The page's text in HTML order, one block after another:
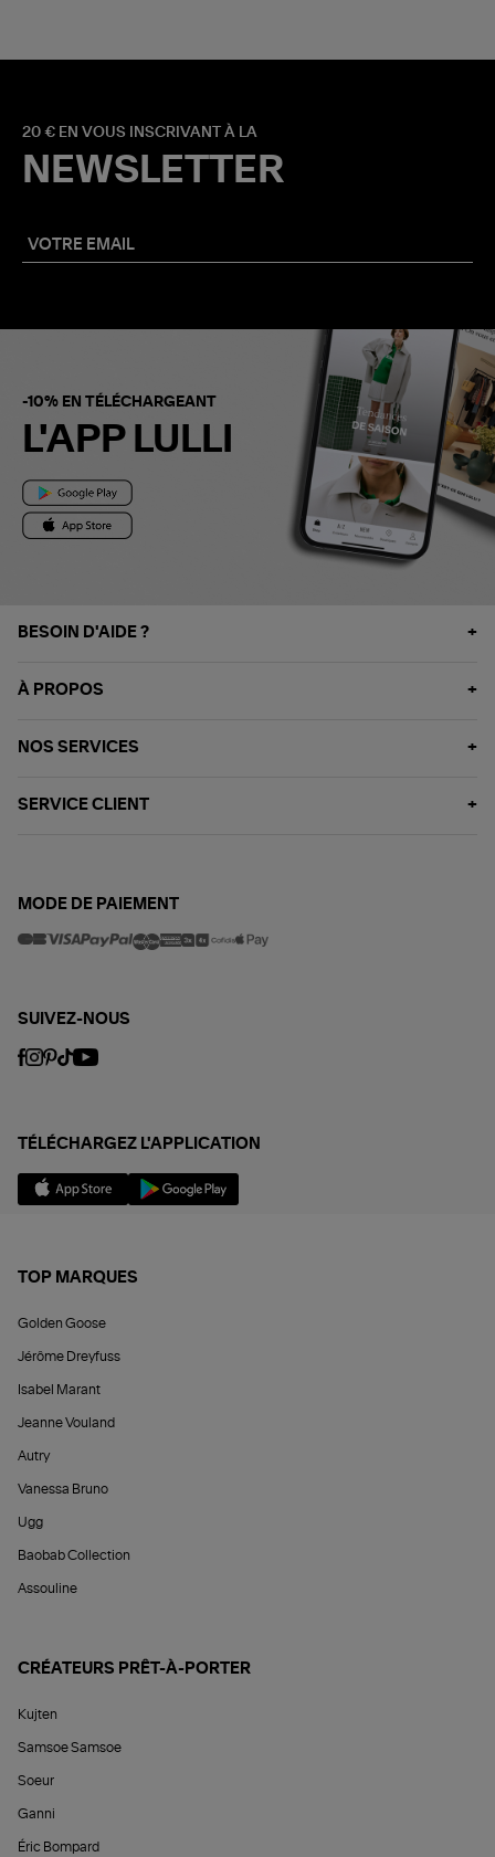
20 € EN VOUS INSCRIVANT À LA
NEWSLETTER
-10% EN TÉLÉCHARGEANT
L'APP LULLI
BESOIN D'AIDE ?
À PROPOS
NOS SERVICES
SERVICE CLIENT
MODE DE PAIEMENT
SUIVEZ-NOUS
TÉLÉCHARGEZ L'APPLICATION
TOP MARQUES
Golden Goose
Jérôme Dreyfuss
Isabel Marant
Jeanne Vouland
Autry
Vanessa Bruno
Ugg
Baobab Collection
Assouline
CRÉATEURS PRÊT-À-PORTER
Kujten
Samsoe Samsoe
Soeur
Ganni
Éric Bompard